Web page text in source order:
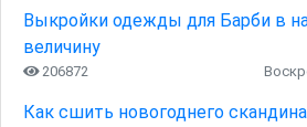
Выкройки одежды для Барби в
величину
206872
Как сшить новогоднего